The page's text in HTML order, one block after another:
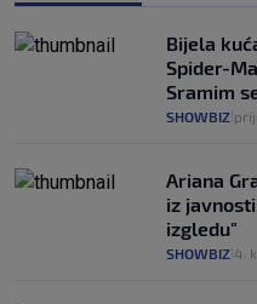
Bijela
Spider-
Sramim
SHOWBIZ
Ariana
iz
izgledu"
SHOWBIZ 4.